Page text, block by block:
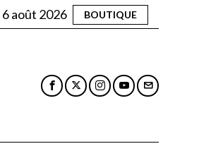
6 août 2026 BOUTIQUE